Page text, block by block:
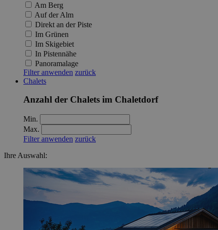
Am Berg
Auf der Alm
Direkt an der Piste
Im Grünen
Im Skigebiet
In Pistennähe
Panoramalage
Filter anwenden zurück
Chalets
Anzahl der Chalets im Chaletdorf
Min.
Max.
Filter anwenden zurück
Ihre Auswahl: